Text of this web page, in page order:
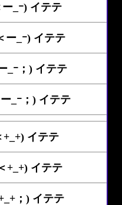
_ｰ) イテテ
_ｰ) イテテ
_ｰ；) イテテ
_ｰ；) イテテ
イテテ
イテテ
；) イテテ